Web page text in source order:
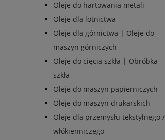
Oleje do hartowania metali
Oleje dla lotnictwa
Oleje dla górnictwa | Oleje do
maszyn górniczych
Oleje do cięcia szkła | Obróbka
szkła
Oleje do maszyn papierniczych
Oleje do maszyn drukarskich
Oleje dla przemysłu tekstylnego /
włókienniczego